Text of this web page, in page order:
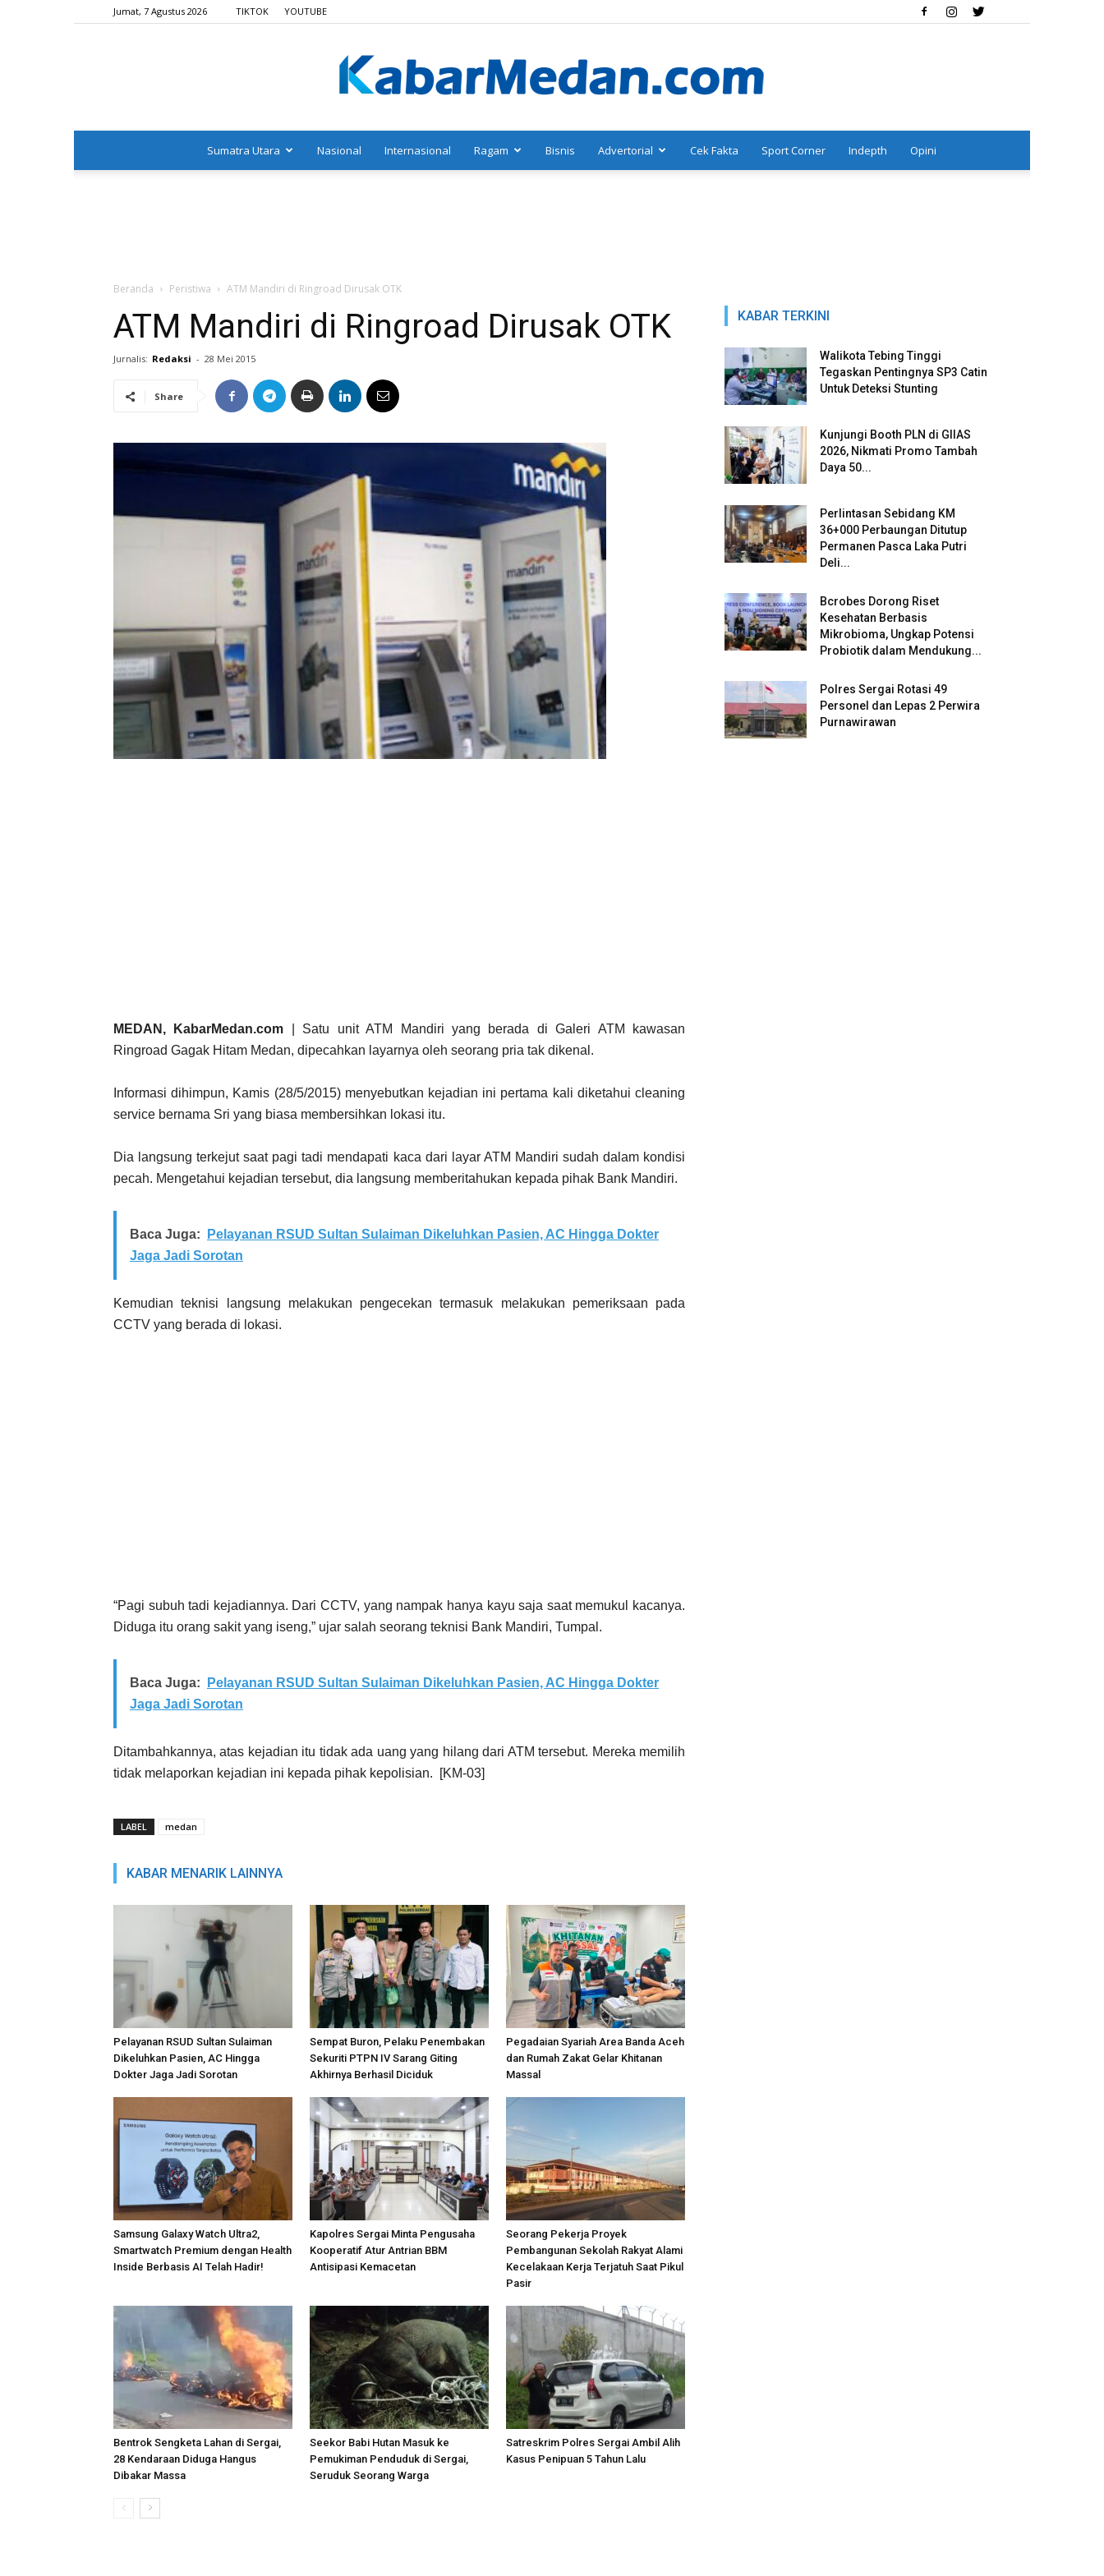
Jumat, 7 Agustus 2026 TIKTOK YOUTUBE
Sumatra Utara Nasional Internasional Ragam Bisnis Advertorial Cek Fakta Sport Corner Indepth Opini
Beranda Peristiwa ATM Mandiri di Ringroad Dirusak OTK
ATM Mandiri di Ringroad Dirusak OTK
Jurnalis: Redaksi - 28 Mei 2015
Share
MEDAN, KabarMedan.com | Satu unit ATM Mandiri yang berada di Galeri ATM kawasan
Ringroad Gagak Hitam Medan, dipecahkan layarnya oleh seorang pria tak dikenal.
Informasi dihimpun, Kamis (28/5/2015) menyebutkan kejadian ini pertama kali diketahui cleaning
service bernama Sri yang biasa membersihkan lokasi itu.
Dia langsung terkejut saat pagi tadi mendapati kaca dari layar ATM Mandiri sudah dalam kondisi
pecah. Mengetahui kejadian tersebut, dia langsung memberitahukan kepada pihak Bank Mandiri.
Baca Juga:
Pelayanan RSUD Sultan Sulaiman Dikeluhkan Pasien, AC Hingga Dokter
Jaga Jadi Sorotan
Kemudian teknisi langsung melakukan pengecekan termasuk melakukan pemeriksaan pada
CCTV yang berada di lokasi.
“Pagi subuh tadi kejadiannya. Dari CCTV, yang nampak hanya kayu saja saat memukul kacanya.
Diduga itu orang sakit yang iseng,” ujar salah seorang teknisi Bank Mandiri, Tumpal.
Baca Juga:
Pelayanan RSUD Sultan Sulaiman Dikeluhkan Pasien, AC Hingga Dokter
Jaga Jadi Sorotan
Ditambahkannya, atas kejadian itu tidak ada uang yang hilang dari ATM tersebut. Mereka memilih
tidak melaporkan kejadian ini kepada pihak kepolisian. [KM-03]
LABEL medan
KABAR MENARIK LAINNYA
Pelayanan RSUD Sultan Sulaiman
Dikeluhkan Pasien, AC Hingga
Dokter Jaga Jadi Sorotan
Sempat Buron, Pelaku Penembakan
Sekuriti PTPN IV Sarang Giting
Akhirnya Berhasil Diciduk
Pegadaian Syariah Area Banda Aceh
dan Rumah Zakat Gelar Khitanan
Massal
Samsung Galaxy Watch Ultra2,
Smartwatch Premium dengan Health
Inside Berbasis AI Telah Hadir!
Kapolres Sergai Minta Pengusaha
Kooperatif Atur Antrian BBM
Antisipasi Kemacetan
Seorang Pekerja Proyek
Pembangunan Sekolah Rakyat Alami
Kecelakaan Kerja Terjatuh Saat Pikul
Pasir
Bentrok Sengketa Lahan di Sergai,
28 Kendaraan Diduga Hangus
Dibakar Massa
Seekor Babi Hutan Masuk ke
Pemukiman Penduduk di Sergai,
Seruduk Seorang Warga
Satreskrim Polres Sergai Ambil Alih
Kasus Penipuan 5 Tahun Lalu
KABAR TERKINI
Walikota Tebing Tinggi
Tegaskan Pentingnya SP3 Catin
Untuk Deteksi Stunting
Kunjungi Booth PLN di GIIAS
2026, Nikmati Promo Tambah
Daya 50...
Perlintasan Sebidang KM
36+000 Perbaungan Ditutup
Permanen Pasca Laka Putri
Deli...
Bcrobes Dorong Riset
Kesehatan Berbasis
Mikrobioma, Ungkap Potensi
Probiotik dalam Mendukung...
Polres Sergai Rotasi 49
Personel dan Lepas 2 Perwira
Purnawirawan